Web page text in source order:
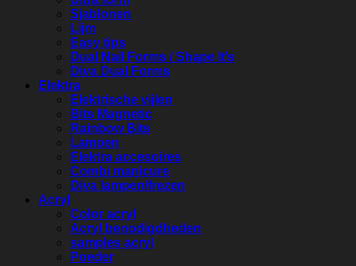
Sjablonen
Lijm
Easy tips
Dual Nail Forms / Shape It’s
Diva Dual Forms
Elektra
Elektrische vijlen
Bits Magnetic
Rainbow Bits
Lampen
Elektra accesoires
Combi manicure
Diva lampen/frezen
Acryl
Color acryl
Acryl benodigdheden
samples acryl
Poeder